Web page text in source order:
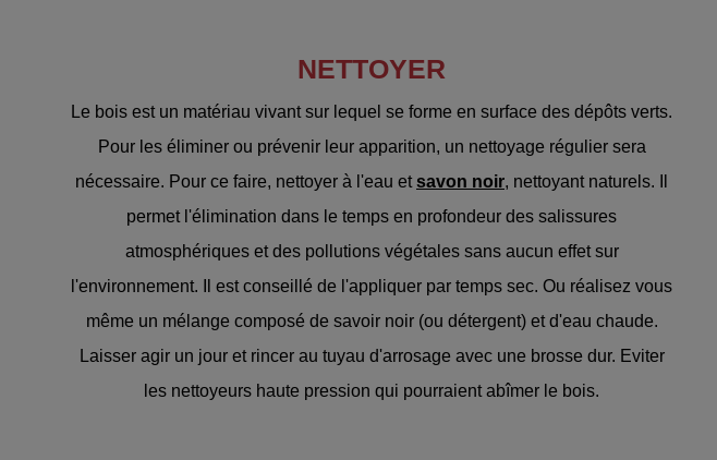
NETTOYER
Le bois est un matériau vivant sur lequel se forme en surface des dépôts verts.
Pour les éliminer ou prévenir leur apparition, un nettoyage régulier sera
nécessaire. Pour ce faire, nettoyer à l'eau etsavon noir, nettoyant naturels. Il
permet l'élimination dans le temps en profondeur des salissures
atmosphériques et des pollutions végétales sans aucun effet sur
l'environnement. Il est conseillé de l'appliquer par temps sec. Ou réalisez vous
même un mélange composé de savoir noir (ou détergent) et d'eau chaude.
Laisser agir un jour et rincer au tuyau d'arrosage avec une brosse dur. Eviter
les nettoyeurs haute pression qui pourraient abîmer le bois.